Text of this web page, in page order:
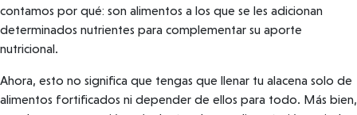
contamos por qué: son alimentos a los que se les adicionan
determinados nutrientes para complementar su aporte
nutricional.
Ahora, esto no significa que tengas que llenar tu alacena solo de
alimentos fortificados ni depender de ellos para todo. Más bien,